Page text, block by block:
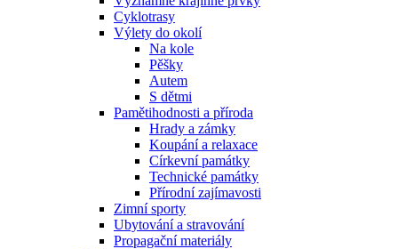
Cyklotrasy
Výlety do okolí
Na kole
Pěšky
Autem
S dětmi
Pamětihodnosti a příroda
Hrady a zámky
Koupání a relaxace
Církevní památky
Technické památky
Přírodní zajímavosti
Zimní sporty
Ubytování a stravování
Propagační materiály